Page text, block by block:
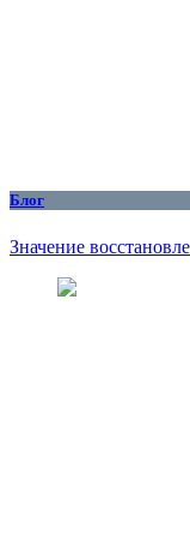
Блог
Значение